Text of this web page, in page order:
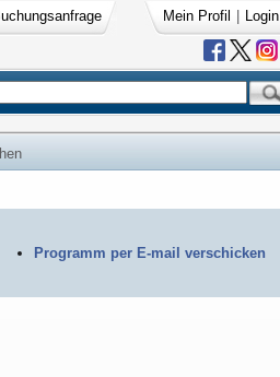
Mein Profil Login
Programm per E-mail verschicken